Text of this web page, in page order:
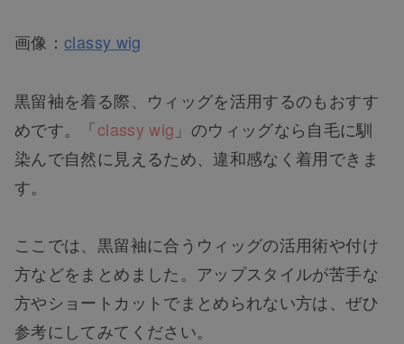
画像：classy wig
黒留袖を着る際、ウィッグを活用するのもおすす
めです。「classy wig 」のウィッグなら自毛に馴
染んで自然に見えるため、違和感なく着用できま
す。
ここでは、黒留袖に合うウィッグの活用術や付け
方などをまとめました。アップスタイルが苦手な
方やショートカットでまとめられない方は、ぜひ
参考にしてみてください。